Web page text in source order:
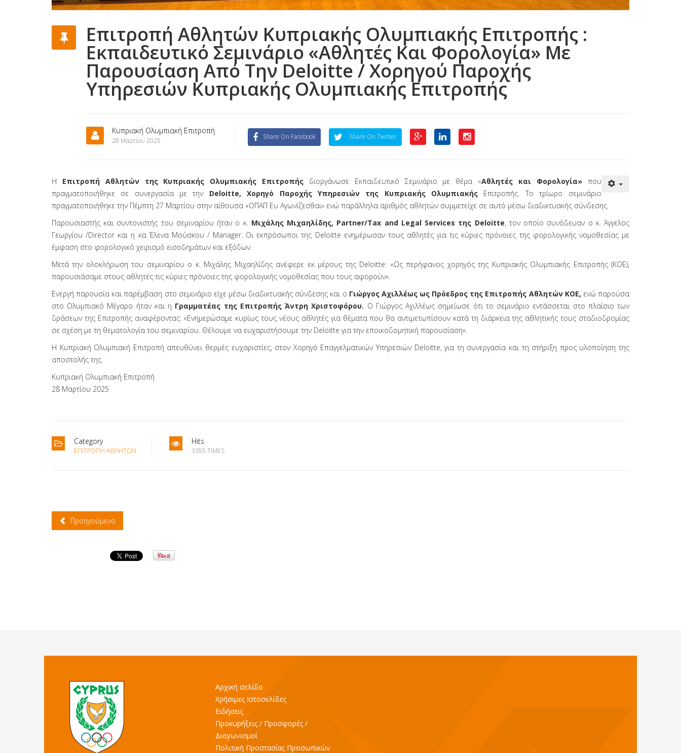
Επιτροπή Αθλητών Κυπριακής Ολυμπιακής Επιτροπής :
Εκπαιδευτικό Σεμινάριο «Αθλητές Και Φορολογία» Με
Παρουσίαση Από Την Deloitte / Χορηγού Παροχής
Υπηρεσιών Κυπριακής Ολυμπιακής Επιτροπής
Κυπριακή Ολυμπιακή Επιτροπή
28 Μαρτίου 2025 Share On Facebook Share On Twitter
Η Επιτροπή Αθλητών της Κυπριακής Ολυμπιακής Επιτροπής διοργάνωσε Εκπαιδευτικό Σεμινάριο με θέμα «Αθλητές και Φορολογία»που
πραγματοποιήθηκε σε συνεργασία με την Deloitte, Χορηγό Παροχής Υπηρεσιών της Κυπριακής Ολυμπιακής Επιτροπής. Το τρίωρο σεμινάριο
πραγματοποιήθηκε την Πέμπτη 27 Μαρτίου στην αίθουσα «ΟΠΑΠ Ευ Αγωνίζεσθαι» ενώ παράλληλα αριθμός αθλητών συμμετείχε σε αυτό μέσω διαδικτυακής σύνδεσης.
Παρουσιαστής και συντονιστής του σεμιναρίου ήταν ο κ. Μιχάλης Μιχαηλίδης, Partner/Tax and Legal Services της Deloitte, τον οποίο συνόδευαν ο κ. Άγγελος
Γεωργίου /Director και η κα Έλενα Μούσκου / Manager. Οι εκπρόσωποι της Deloitte ενημέρωσαν τους αθλητές για τις κύριες πρόνοιες της φορολογικής νομοθεσίας με
έμφαση στο φορολογικό χειρισμό εισοδημάτων και εξόδων.
Μετά την ολοκλήρωση του σεμιναρίου ο κ. Μιχάλης Μιχαηλίδης ανέφερε εκ μέρους της Deloitte: «Ως περήφανος χορηγός της Κυπριακής Ολυμπιακής Επιτροπής (ΚΟΕ),
παρουσιάσαμε στους αθλητές τις κύριες πρόνοιες της φορολογικής νομοθεσίας που τους αφορούν».
Ενεργή παρουσία και παρέμβαση στο σεμινάριο είχε μέσω διαδικτυακής σύνδεσης και ο Γιώργος Αχιλλέως ως Πρόεδρος της Επιτροπής Αθλητών ΚΟΕ, ενώ παρούσα
στο Ολυμπιακό Μέγαρο ήταν και η Γραμματέας της Επιτροπής Άντρη Χριστοφόρου. Ο Γιώργος Αχιλλέως σημείωσε ότι το σεμινάριο εντάσσεται στο πλαίσιο των
δράσεων της Επιτροπής αναφέροντας: «Ενημερώσαμε κυρίως τους νέους αθλητές για θέματα που θα αντιμετωπίσουν κατά τη διάρκεια της αθλητικής τους σταδιοδρομίας
σε σχέση με τη θεματολογία του σεμιναρίου. Θέλουμε να ευχαριστήσουμε την Deloitte για την εποικοδομητική παρουσίαση».
Η Κυπριακή Ολυμπιακή Επιτροπή απευθύνει θερμές ευχαριστίες, στον Χορηγό Επαγγελματικών Υπηρεσιών Deloitte, για τη συνεργασία και τη στήριξη προς υλοποίηση της
αποστολής της.
Κυπριακή Ολυμπιακή Επιτροπή
28 Μαρτίου 2025
Category
ΕΠΙΤΡΟΠΉ ΑΘΛΗΤΏΝ
Hits
3355 TIMES
Προηγούμενο
Αρχική σελίδα
Χρήσιμες Ιστοσελίδες
Ειδήσεις
Προκυρήξεις / Προσφορές /
Διαγωνισμοί
Πολιτική Προστασίας Προσωπικών